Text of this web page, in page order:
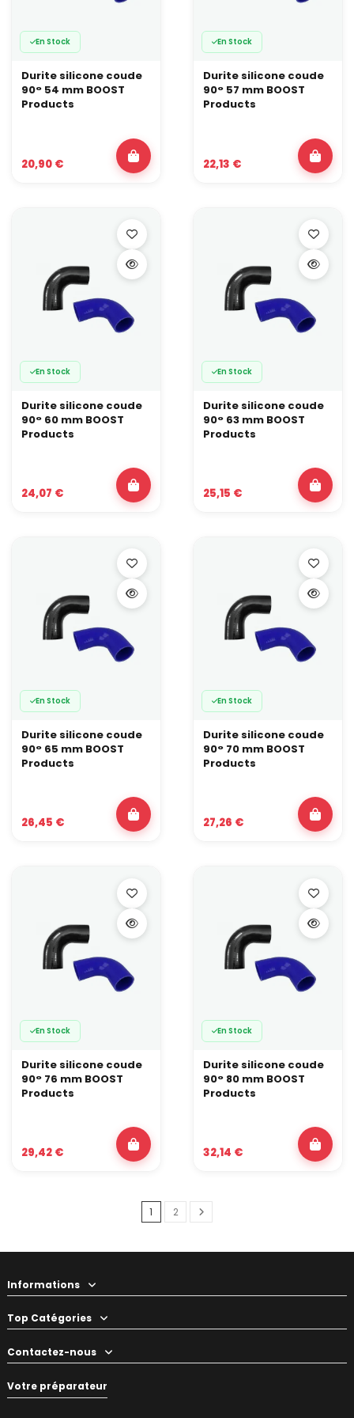
En Stock
Durite silicone coude
90° 54 mm BOOST
Products
20,90 €
En Stock
Durite silicone coude
90° 57 mm BOOST
Products
22,13 €
En Stock
Durite silicone coude
90° 60 mm BOOST
Products
24,07 €
En Stock
Durite silicone coude
90° 63 mm BOOST
Products
25,15 €
En Stock
Durite silicone coude
90° 65 mm BOOST
Products
26,45 €
En Stock
Durite silicone coude
90° 70 mm BOOST
Products
27,26 €
En Stock
Durite silicone coude
90° 76 mm BOOST
Products
29,42 €
En Stock
Durite silicone coude
90° 80 mm BOOST
Products
32,14 €
1 2
Informations
Top Catégories
Contactez-nous
Votre préparateur